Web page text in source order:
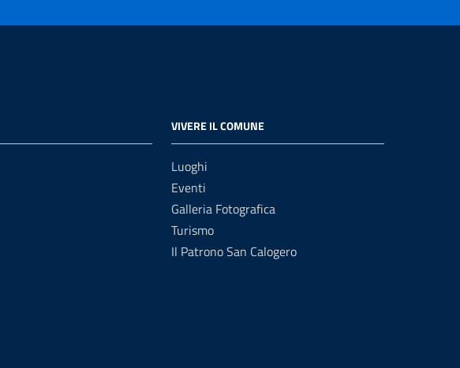
VIVERE IL COMUNE
Luoghi
Eventi
Galleria Fotografica
Turismo
Il Patrono San Calogero